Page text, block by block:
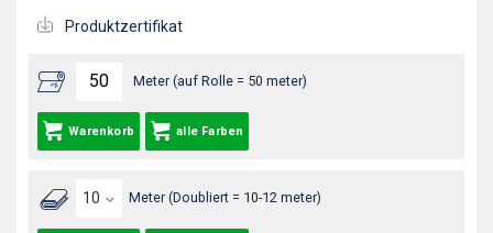
Meter (auf Rolle = 50 meter)
Warenkorb alle Farben
Meter (Doubliert = 10-12 meter)
Produktzertifikat